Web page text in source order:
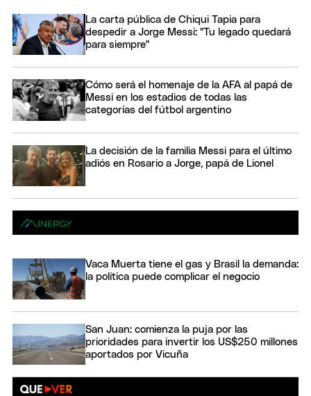
La carta pública de Chiqui Tapia para
despedir a Jorge Messi: "Tu legado quedará
para siempre"
Cómo será el homenaje de la AFA al papá de
Messi en los estadios de todas las
categorías del fútbol argentino
La decisión de la familia Messi para el último
adiós en Rosario a Jorge, papá de Lionel
Vaca Muerta tiene el gas y Brasil la demanda:
la política puede complicar el negocio
San Juan: comienza la puja por las
prioridades para invertir los US$250 millones
aportados por Vicuña